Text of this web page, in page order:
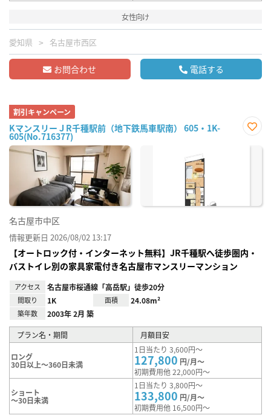
女性向け
愛知県 名古屋市西区
お問合わせ 電話する
割引キャンペーン
KマンスリーＪR千種駅前（地下鉄馬車駅南） 605・1K-
605(No.716377)
に入
名古屋市中区
情報更新日 2026/08/02 13:17
【オートロック付・インターネット無料】JR千種駅へ徒歩圏内・
バストイレ別の家具家電付き名古屋市マンスリーマンション
アクセス 名古屋市桜通線「高岳駅」徒歩20分
間取り 1K 面積 24.08m²
築年数 2003年 2月 築
プラン名・期間 月額目安
ロング
30日以上～360日未満
1日当たり 3,600円～
127,800 円/月～
初期費用他 22,000円～
ショート
～30日未満
1日当たり 3,800円～
133,800 円/月～
初期費用他 16,500円～